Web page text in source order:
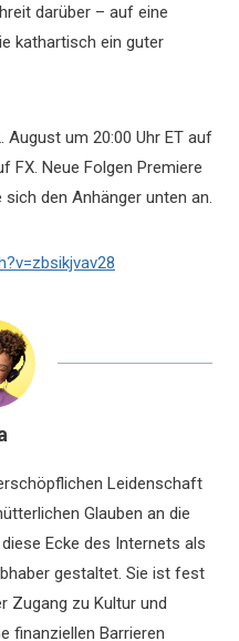
darüber – auf eine
kathartisch ein guter
August um 20:00 Uhr ET auf
FX. Neue Folgen Premiere
den Anhänger unten an.
Leidenschaft
Glauben an die
Ecke des Internets als
gestaltet. Sie ist fest
Zugang zu Kultur und
finanziellen Barrieren